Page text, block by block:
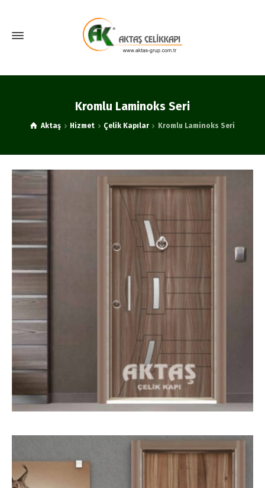
Kromlu Laminoks Seri
Aktaş Hizmet Çelik Kapılar Kromlu Laminoks Seri